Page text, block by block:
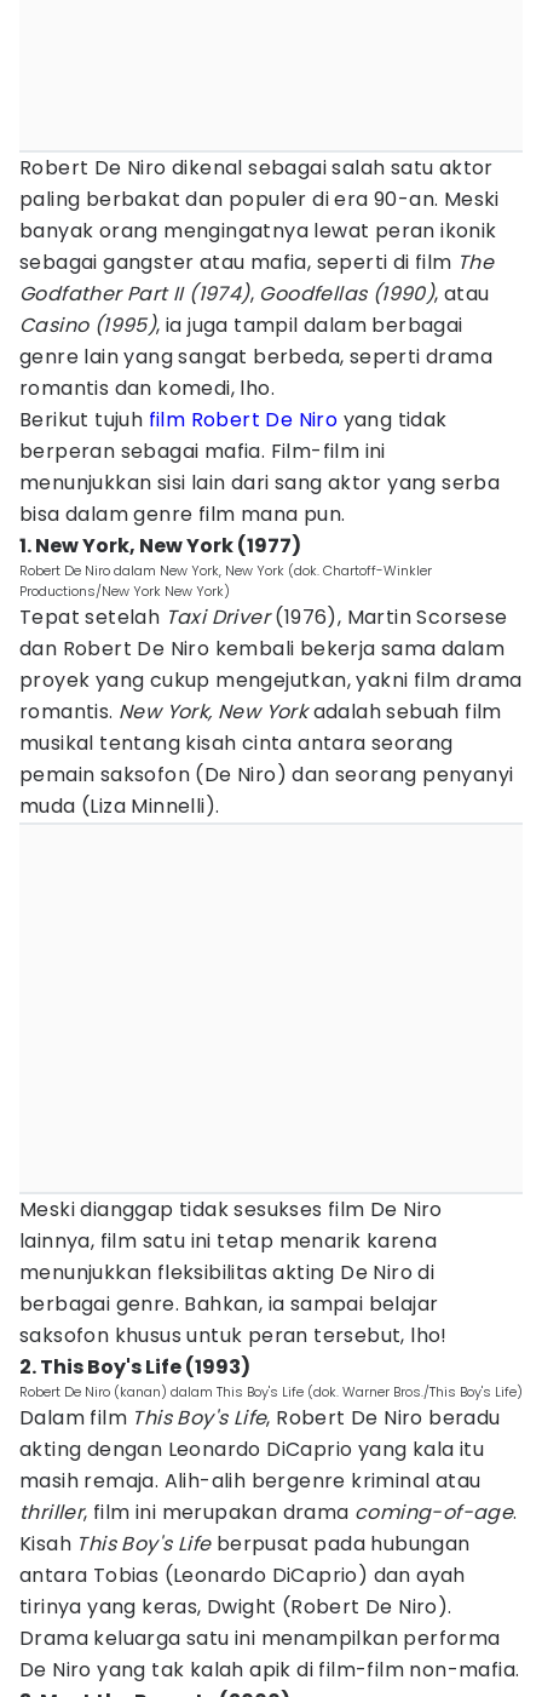
Robert De Niro dikenal sebagai salah satu aktor
paling berbakat dan populer di era 90-an. Meski
banyak orang mengingatnya lewat peran ikonik
sebagai gangster atau mafia, seperti di film The
Godfather Part II (1974), Goodfellas (1990), atau
Casino (1995), ia juga tampil dalam berbagai
genre lain yang sangat berbeda, seperti drama
romantis dan komedi, lho.
Berikut tujuh film Robert De Niro yang tidak
berperan sebagai mafia. Film-film ini
menunjukkan sisi lain dari sang aktor yang serba
bisa dalam genre film mana pun.
1. New York, New York (1977)
Robert De Niro dalam New York, New York (dok. Chartoff-Winkler
Productions/New York New York)
Tepat setelah Taxi Driver(1976), Martin Scorsese
dan Robert De Niro kembali bekerja sama dalam
proyek yang cukup mengejutkan, yakni film drama
romantis. New York, New Yorkadalah sebuah film
musikal tentang kisah cinta antara seorang
pemain saksofon (De Niro) dan seorang penyanyi
muda (Liza Minnelli).
Meski dianggap tidak sesukses film De Niro
lainnya, film satu ini tetap menarik karena
menunjukkan fleksibilitas akting De Niro di
berbagai genre. Bahkan, ia sampai belajar
saksofon khusus untuk peran tersebut, lho!
2. This Boy's Life (1993)
Robert De Niro (kanan) dalam This Boy's Life (dok. Warner Bros./This Boy's Life)
Dalam film This Boy's Life, Robert De Niro beradu
akting dengan Leonardo DiCaprio yang kala itu
masih remaja. Alih-alih bergenre kriminal atau
thriller, film ini merupakan drama coming-of-age.
Kisah This Boy's Lifeberpusat pada hubungan
antara Tobias (Leonardo DiCaprio) dan ayah
tirinya yang keras, Dwight (Robert De Niro).
Drama keluarga satu ini menampilkan performa
De Niro yang tak kalah apik di film-film non-mafia.